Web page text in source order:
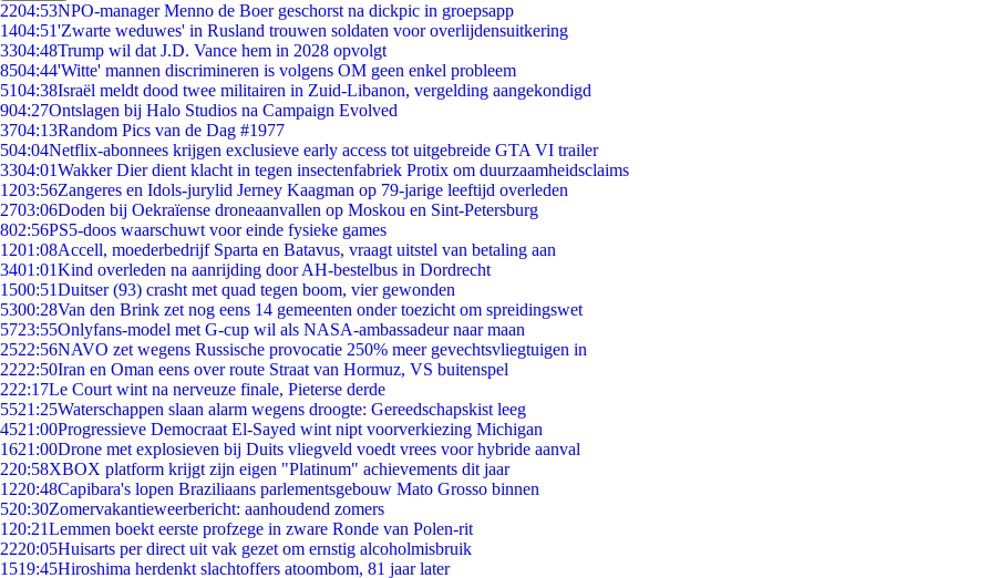
2204:53NPO-manager Menno de Boer geschorst na dickpic in groepsapp
1404:51'Zwarte weduwes' in Rusland trouwen soldaten voor overlijdensuitkering
3304:48Trump wil dat J.D. Vance hem in 2028 opvolgt
8504:44'Witte' mannen discrimineren is volgens OM geen enkel probleem
5104:38Israël meldt dood twee militairen in Zuid-Libanon, vergelding aangekondigd
904:27Ontslagen bij Halo Studios na Campaign Evolved
3704:13Random Pics van de Dag #1977
504:04Netflix-abonnees krijgen exclusieve early access tot uitgebreide GTA VI trailer
3304:01Wakker Dier dient klacht in tegen insectenfabriek Protix om duurzaamheidsclaims
1203:56Zangeres en Idols-jurylid Jerney Kaagman op 79-jarige leeftijd overleden
2703:06Doden bij Oekraïense droneaanvallen op Moskou en Sint-Petersburg
802:56PS5-doos waarschuwt voor einde fysieke games
1201:08Accell, moederbedrijf Sparta en Batavus, vraagt uitstel van betaling aan
3401:01Kind overleden na aanrijding door AH-bestelbus in Dordrecht
1500:51Duitser (93) crasht met quad tegen boom, vier gewonden
5300:28Van den Brink zet nog eens 14 gemeenten onder toezicht om spreidingswet
5723:55Onlyfans-model met G-cup wil als NASA-ambassadeur naar maan
2522:56NAVO zet wegens Russische provocatie 250% meer gevechtsvliegtuigen in
2222:50Iran en Oman eens over route Straat van Hormuz, VS buitenspel
222:17Le Court wint na nerveuze finale, Pieterse derde
5521:25Waterschappen slaan alarm wegens droogte: Gereedschapskist leeg
4521:00Progressieve Democraat El-Sayed wint nipt voorverkiezing Michigan
1621:00Drone met explosieven bij Duits vliegveld voedt vrees voor hybride aanval
220:58XBOX platform krijgt zijn eigen "Platinum" achievements dit jaar
1220:48Capibara's lopen Braziliaans parlementsgebouw Mato Grosso binnen
520:30Zomervakantieweerbericht: aanhoudend zomers
1 20:21Lemmen boekt eerste profzege in zware Ronde van Polen-rit
2220:05Huisarts per direct uit vak gezet om ernstig alcoholmisbruik
1519:45Hiroshima herdenkt slachtoffers atoombom, 81 jaar later